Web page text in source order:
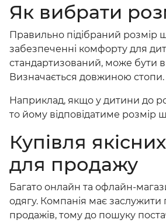
Як вибрати
Правильно підібраний розмір
забезпеченні комфорту для
стандартизований, може бути
Визначається довжиною стопи.
Наприклад, якщо у дитини до
то йому відповідатиме розмір
Купівля
для продажу
Багато онлайн та офлайн-
одягу. Компанія має
продажів, тому до пошуку